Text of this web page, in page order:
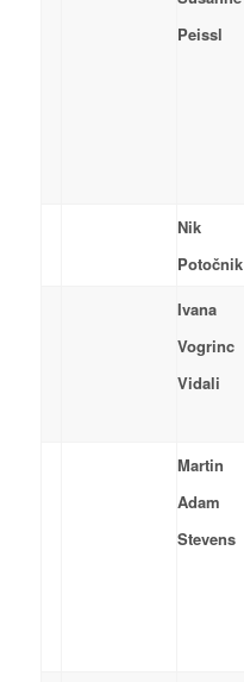
Peissl
Nik
Potočnik
Ivana
Vogrinc
Vidali
Martin
Adam
Stevens